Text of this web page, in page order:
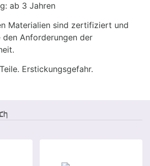
ab 3 Jahren
Materialien sind zertifiziert und
den Anforderungen der
Erstickungsgefahr.